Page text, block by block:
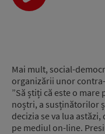
Mai mult, social-
organizării unor
”Să știți că este o
noștri, a susținătorilor
decizia se va lua
pe mediul on-line.